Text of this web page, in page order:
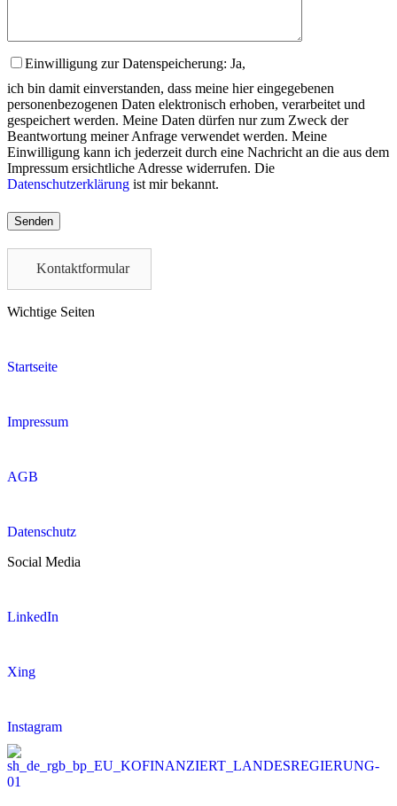
Einwilligung zur Datenspeicherung: Ja,
ich bin damit einverstanden, dass meine hier eingegebenen
personenbezogenen Daten elektronisch erhoben, verarbeitet und
gespeichert werden. Meine Daten dürfen nur zum Zweck der
Beantwortung meiner Anfrage verwendet werden. Meine
Einwilligung kann ich jederzeit durch eine Nachricht an die aus dem
Impressum ersichtliche Adresse widerrufen. Die
Datenschutzerklärung ist mir bekannt.
Please
leave
empty.Kontaktformular
Wichtige Seiten
Startseite
Impressum
AGB
Datenschutz
Social Media
LinkedIn
Xing
Instagram